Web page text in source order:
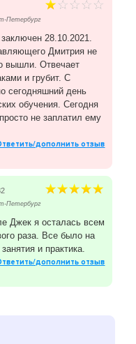
Петербург
28.10.2021.
Дмитрия не
вышли. Отвечает
и грубит. С
сегодняшний день
обучения. Сегодня
не заплатил ему
дополнить отзыв
Петербург
Джек я осталась всем
раза. Все было на
и практика.
дополнить отзыв